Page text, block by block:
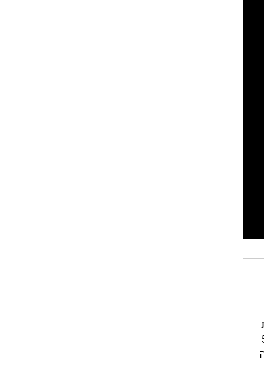
להפקיד 50